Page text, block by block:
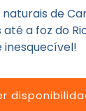
de
a foz do
inesquecível!